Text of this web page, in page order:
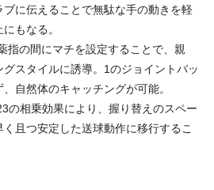
に伝えることで無駄な手の動きを軽
もなる。
指の間にマチを設定することで、親
スタイルに誘導。1のジョイントバッ
自然体のキャッチングが可能。
の相乗効果により、握り替えのスペー
且つ安定した送球動作に移行するこ